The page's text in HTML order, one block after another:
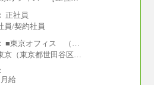
正社員
員/契約社員
■東京オフィス （…
京（東京都世田谷区…
給